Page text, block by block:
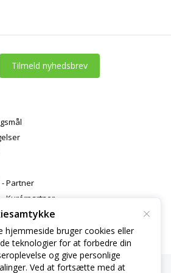
Tilmeld nyhedsbrev
Partner
Kurérpartner
hjemmeside bruger cookies eller
teknologier for at forbedre din
og give personlige
Ved at fortsætte med at